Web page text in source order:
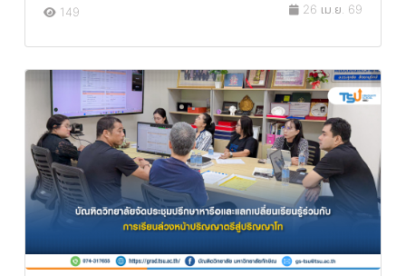
149 26 เม.ย. 69